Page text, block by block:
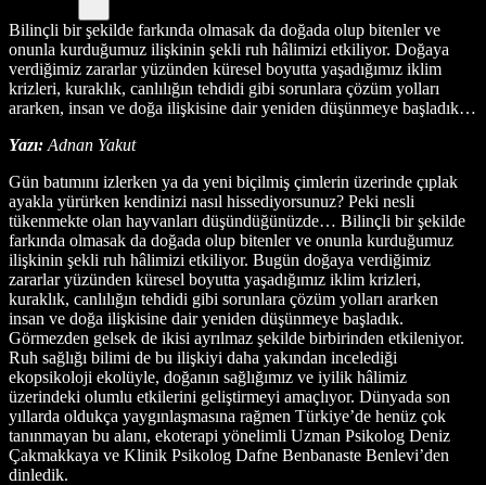
Bilinçli bir şekilde farkında olmasak da doğada olup bitenler ve
onunla kurduğumuz ilişkinin şekli ruh hâlimizi etkiliyor. Doğaya
verdiğimiz zararlar yüzünden küresel boyutta yaşadığımız iklim
krizleri, kuraklık, canlılığın tehdidi gibi sorunlara çözüm yolları
ararken, insan ve doğa ilişkisine dair yeniden düşünmeye başladık…
Yazı: Adnan Yakut
Gün batımını izlerken ya da yeni biçilmiş çimlerin üzerinde çıplak
ayakla yürürken kendinizi nasıl hissediyorsunuz? Peki nesli
tükenmekte olan hayvanları düşündüğünüzde… Bilinçli bir şekilde
farkında olmasak da doğada olup bitenler ve onunla kurduğumuz
ilişkinin şekli ruh hâlimizi etkiliyor. Bugün doğaya verdiğimiz
zararlar yüzünden küresel boyutta yaşadığımız iklim krizleri,
kuraklık, canlılığın tehdidi gibi sorunlara çözüm yolları ararken
insan ve doğa ilişkisine dair yeniden düşünmeye başladık.
Görmezden gelsek de ikisi ayrılmaz şekilde birbirinden etkileniyor.
Ruh sağlığı bilimi de bu ilişkiyi daha yakından incelediği
ekopsikoloji ekolüyle, doğanın sağlığımız ve iyilik hâlimiz
üzerindeki olumlu etkilerini geliştirmeyi amaçlıyor. Dünyada son
yıllarda oldukça yaygınlaşmasına rağmen Türkiye’de henüz çok
tanınmayan bu alanı, ekoterapi yönelimli Uzman Psikolog Deniz
Çakmakkaya ve Klinik Psikolog Dafne Benbanaste Benlevi’den
dinledik.